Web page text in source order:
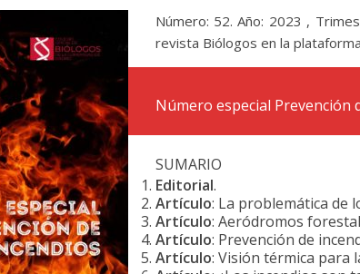
Número: 52. Año: 2023 ,
revista Biólogos en la plataforma
Número especial Prevención
SUMARIO
Editorial.
Artículo: La problemática de
Artículo: Aeródromos
Artículo: Prevención de
Artículo: Visión térmica para